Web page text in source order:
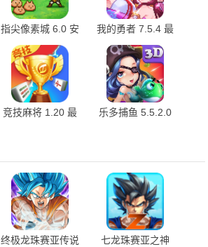
指尖像素城 6.0 安
卓版
我的勇者 7.5.4 最
新版
竞技麻将 1.20 最
乐多捕鱼 5.5.2.0
终极龙珠赛亚传说
七龙珠赛亚之神